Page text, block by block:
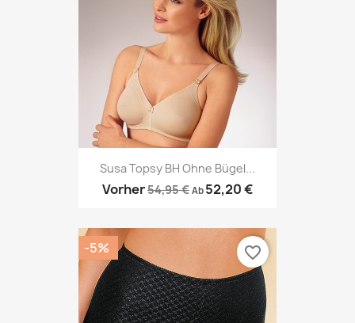
Susa Topsy BH Ohne Bügel...
Vorher54,95 € Ab 52,20 €
-5% favorite_border